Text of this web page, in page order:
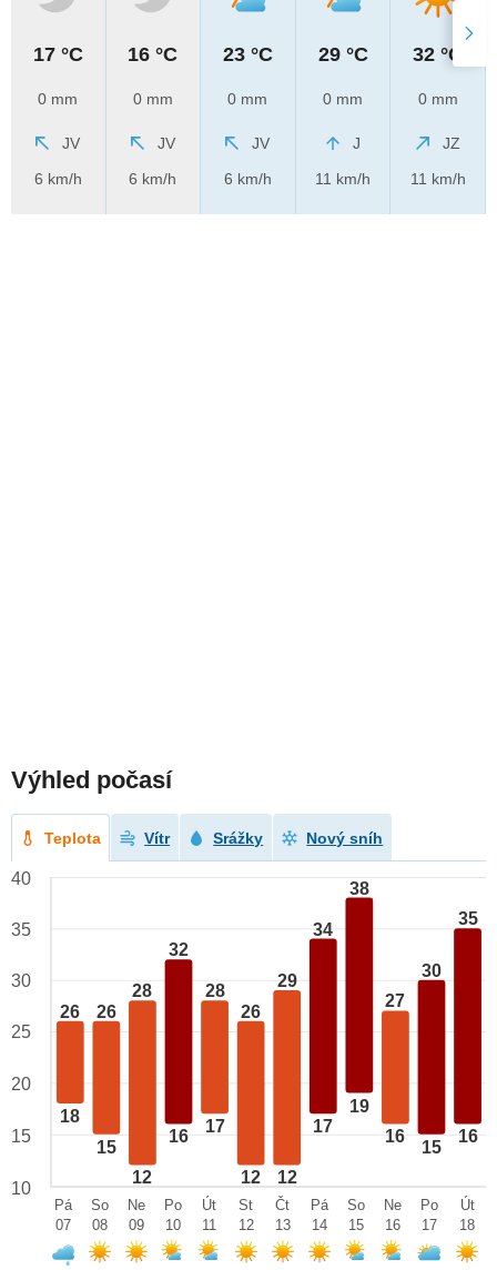
17 °C
0 mm
JV
6 km/h
16 °C
0 mm
JV
6 km/h
23 °C
0 mm
JV
6 km/h
29 °C
0 mm
J
11 km/h
32 °C
0 mm
JZ
11 km/h
Výhled počasí
Teplota Vítr Srážky Nový sníh
26
18
26
15
28
12
32
16
28
17
26
12
29
12
34
17
38
19
27
16
30
15
35
16
40
35
30
25
20
15
10
Pá
07
So
08
Ne
09
Po
10
Út
11
St
12
Čt
13
Pá
14
So
15
Ne
16
Po
17
Út
18